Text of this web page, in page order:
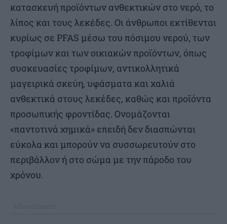
κατασκευή προϊόντων ανθεκτικών στο νερό, το
λίπος και τους λεκέδες. Οι άνθρωποι εκτίθενται
κυρίως σε PFAS μέσω του πόσιμου νερού, των
τροφίμων και των οικιακών προϊόντων, όπως
συσκευασίες τροφίμων, αντικολλητικά
μαγειρικά σκεύη, υφάσματα και χαλιά
ανθεκτικά στους λεκέδες, καθώς και προϊόντα
προσωπικής φροντίδας. Ονομάζονται
«παντοτινά χημικά» επειδή δεν διασπώνται
εύκολα και μπορούν να συσσωρευτούν στο
περιβάλλον ή στο σώμα με την πάροδο του
χρόνου.